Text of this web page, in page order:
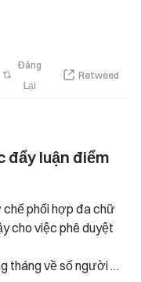
mẽ khi các chỉ báo
Đăng
Lại
Retweed
đẩy luận điểm
phối hợp đa chữ
cho việc phê duyệt
tháng về số người